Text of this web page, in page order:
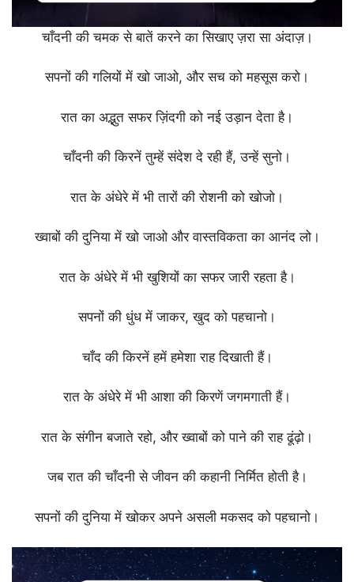
चाँदनी की चमक से बातें करने का सिखाए ज़रा सा अंदाज़।
सपनों की गलियों में खो जाओ, और सच को महसूस करो।
रात का अद्भुत सफर ज़िंदगी को नई उड़ान देता है।
चाँदनी की किरनें तुम्हें संदेश दे रही हैं, उन्हें सुनो।
रात के अंधेरे में भी तारों की रोशनी को खोजो।
ख्वाबों की दुनिया में खो जाओ और वास्तविकता का आनंद लो।
रात के अंधेरे में भी खुशियों का सफर जारी रहता है।
सपनों की धुंध में जाकर, खुद को पहचानो।
चाँद की किरनें हमें हमेशा राह दिखाती हैं।
रात के अंधेरे में भी आशा की किरणें जगमगाती हैं।
रात के संगीन बजाते रहो, और ख्वाबों को पाने की राह ढूंढ़ो।
जब रात की चाँदनी से जीवन की कहानी निर्मित होती है।
सपनों की दुनिया में खोकर अपने असली मकसद को पहचानो।